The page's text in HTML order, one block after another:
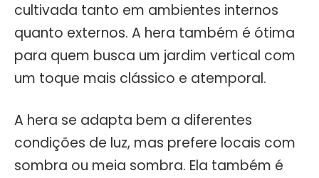
cultivada tanto em ambientes internos
quanto externos. A hera também é ótima
para quem busca um jardim vertical com
um toque mais clássico e atemporal.
A hera se adapta bem a diferentes
condições de luz, mas prefere locais com
sombra ou meia sombra. Ela também é